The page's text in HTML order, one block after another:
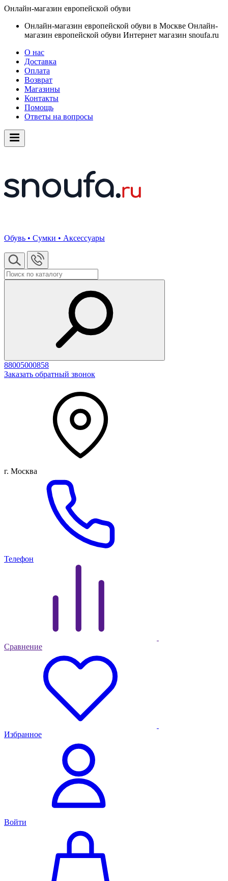
Онлайн-магазин европейской обуви
Онлайн-магазин европейской обуви в Москве Онлайн-
магазин европейской обуви Интернет магазин snoufa.ru
О нас
Доставка
Оплата
Возврат
Магазины
Контакты
Помощь
Ответы на вопросы
Обувь • Сумки • Аксессуары
88005000858
Заказать обратный звонок
г. Москва
Телефон
Сравнение
Избранное
Войти